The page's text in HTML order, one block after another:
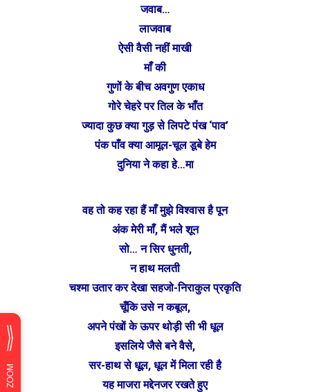
जवाब…
लाजवाब
ऐसी वैसी नहीं माखी
माँ की
गुणों के बीच अवगुण एकाध
गोरे चेहरे पर तिल के भाँत
ज्यादा कुछ क्या गुड़ से लिपटे पंख ‘पाव’
पंक पाँव क्या आमूल-चूल डूबे हेम
दुनिया ने कहा हे…मा
वह तो कह रहा हैं माँ मुझे विश्वास है पून
अंक मेरी माँ, मैं भले शून
सो… न सिर धुनती,
न हाथ मलती
चश्मा उतार कर देखा सहजो-निराकुल प्रकृति
चूँकि उसे न कबूल,
अपने पंखों के ऊपर थोड़ी सी भी धूल
इसलिये जैसे बने वैसे,
सर-हाथ से धूूल, धूल में मिला रही है
यह माजरा मद्देनजर रखते हुए